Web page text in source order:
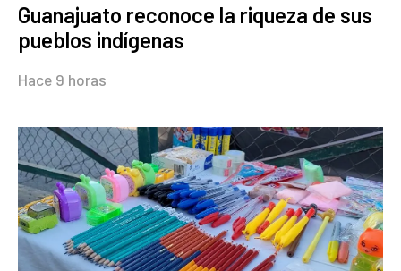
Guanajuato reconoce la riqueza de sus
pueblos indígenas
Hace 9 horas